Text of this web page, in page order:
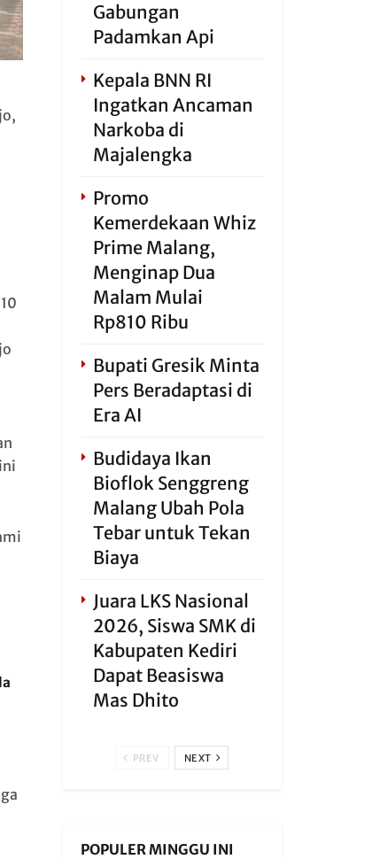
Gabungan
Padamkan Api
Kepala BNN RI
Ingatkan Ancaman
Narkoba di
Majalengka
Promo
Kemerdekaan Whiz
Prime Malang,
Menginap Dua
Malam Mulai
Rp810 Ribu
Bupati Gresik Minta
Pers Beradaptasi di
Era AI
Budidaya Ikan
Bioflok Senggreng
Malang Ubah Pola
Tebar untuk Tekan
Biaya
Juara LKS Nasional
2026, Siswa SMK di
Kabupaten Kediri
Dapat Beasiswa
Mas Dhito
PREV NEXT
POPULER MINGGU INI